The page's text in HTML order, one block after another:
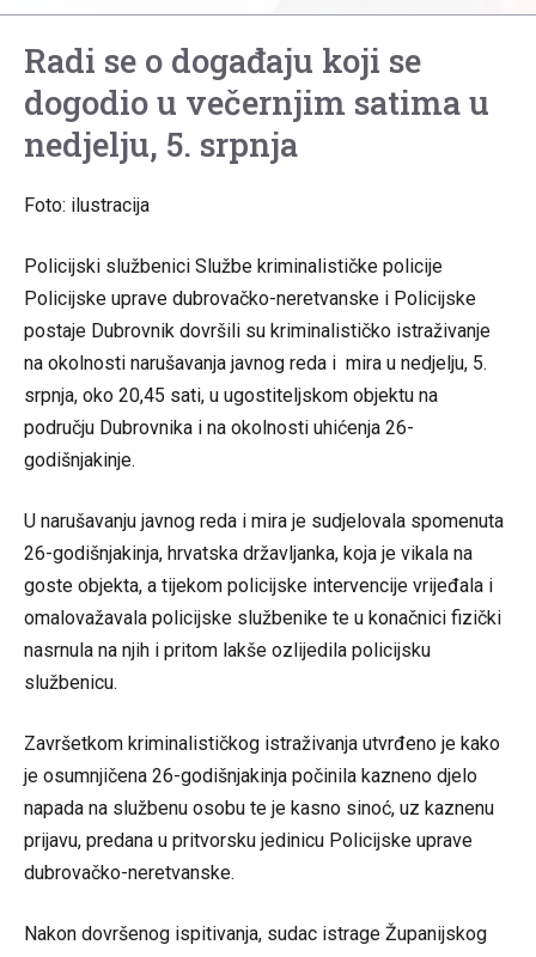
Radi se o događaju koji se
dogodio u večernjim satima u
nedjelju, 5. srpnja
Foto: ilustracija
Policijski službenici Službe kriminalističke policije
Policijske uprave dubrovačko-neretvanske i Policijske
postaje Dubrovnik dovršili su kriminalističko istraživanje
na okolnosti narušavanja javnog reda i mira u nedjelju, 5.
srpnja, oko 20,45 sati, u ugostiteljskom objektu na
području Dubrovnika i na okolnosti uhićenja 26-
godišnjakinje.
U narušavanju javnog reda i mira je sudjelovala spomenuta
26-godišnjakinja, hrvatska državljanka, koja je vikala na
goste objekta, a tijekom policijske intervencije vrijeđala i
omalovažavala policijske službenike te u konačnici fizički
nasrnula na njih i pritom lakše ozlijedila policijsku
službenicu.
Završetkom kriminalističkog istraživanja utvrđeno je kako
je osumnjičena 26-godišnjakinja počinila kazneno djelo
napada na službenu osobu te je kasno sinoć, uz kaznenu
prijavu, predana u pritvorsku jedinicu Policijske uprave
dubrovačko-neretvanske.
Nakon dovršenog ispitivanja, sudac istrage Županijskog